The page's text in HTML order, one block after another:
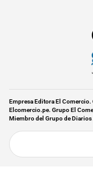
Empresa Editora El
Elcomercio.pe. Grupo El
Miembro del Grupo de Diarios